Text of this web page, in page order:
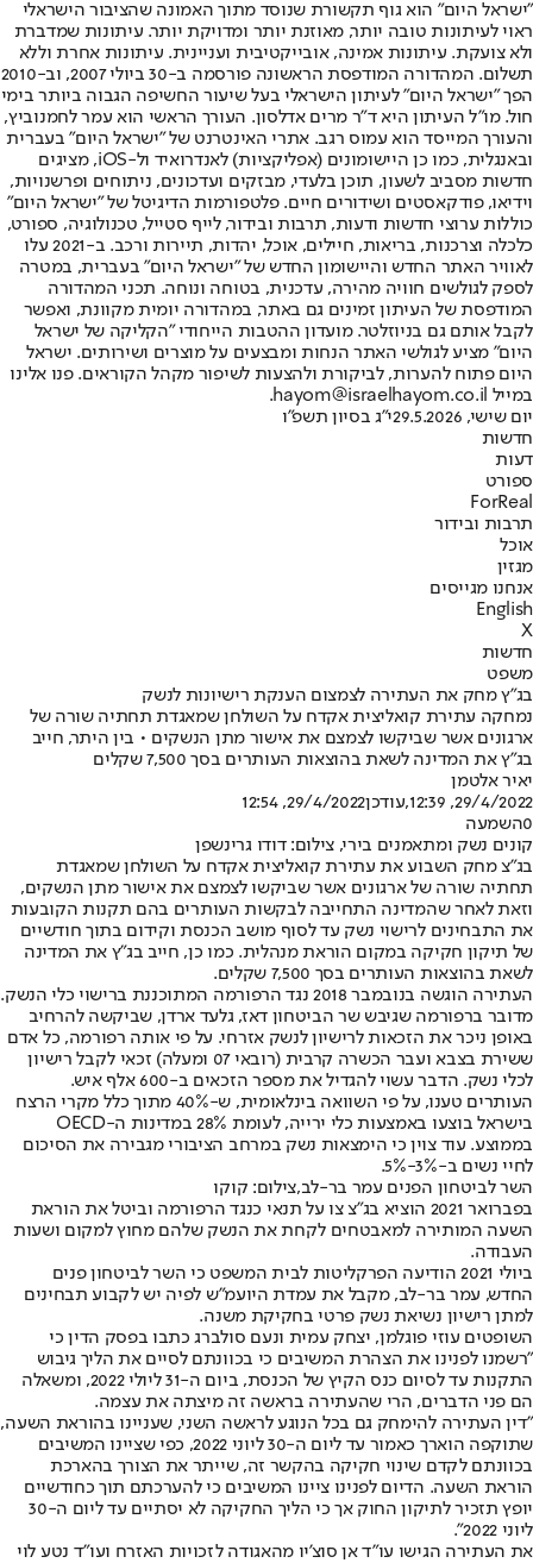
"ישראל היום" הוא גוף תקשורת שנוסד מתוך האמונה שהציבור הישראלי
ראוי לעיתונות טובה יותר, מאוזנת יותר ומדויקת יותר. עיתונות שמדברת
ולא צועקת. עיתונות אמינה, אובייקטיבית ועניינית. עיתונות אחרת וללא
תשלום. המהדורה המודפסת הראשונה פורסמה ב-30 ביולי 2007, וב-2010
הפך "ישראל היום" לעיתון הישראלי בעל שיעור החשיפה הגבוה ביותר בימי
חול. מו"ל העיתון היא ד"ר מרים אדלסון. העורך הראשי הוא עמר לחמנוביץ,
והעורך המייסד הוא עמוס רגב. אתרי האינטרנט של "ישראל היום" בעברית
ובאנגלית, כמו כן היישומונים (אפליקציות) לאנדרואיד ול-iOS, מציגים
חדשות מסביב לשעון, תוכן בלעדי, מבזקים ועדכונים, ניתוחים ופרשנויות,
וידיאו, פודקאסטים ושידורים חיים. פלטפורמות הדיגיטל של "ישראל היום"
כוללות ערוצי חדשות ודעות, תרבות ובידור, לייף סטייל, טכנולוגיה, ספורט,
כלכלה וצרכנות, בריאות, חיילים, אוכל, יהדות, תיירות ורכב. ב-2021 עלו
לאוויר האתר החדש והיישומון החדש של "ישראל היום" בעברית, במטרה
לספק לגולשים חוויה מהירה, עדכנית, בטוחה ונוחה. תכני המהדורה
המודפסת של העיתון זמינים גם באתר, במהדורה יומית מקוונת, ואפשר
לקבל אותם גם בניוזלטר. מועדון ההטבות הייחודי "הקליקה של ישראל
היום" מציע לגולשי האתר הנחות ומבצעים על מוצרים ושירותים. ישראל
היום פתוח להערות, לביקורת ולהצעות לשיפור מקהל הקוראים. פנו אלינו
במייל hayom@israelhayom.co.il.
יום שישי, 29.5.2026
י"ג בסיון תשפ"ו
חדשות
דעות
ספורט
ForReal
תרבות ובידור
אוכל
מגזין
אנחנו מגייסים
English
X
חדשות
משפט
בג"ץ מחק את העתירה לצמצום הענקת רישיונות לנשק
נמחקה עתירת קואליצית אקדח על השולחן שמאגדת תחתיה שורה של
ארגונים אשר שביקשו לצמצם את אישור מתן הנשקים • בין היתר, חייב
בג"ץ את המדינה לשאת בהוצאות העותרים בסך 7,500 שקלים
יאיר אלטמן
29/4/2022, 12:39
,עודכן29/4/2022, 12:54
0השמעה
קונים נשק ומתאמנים בירי, צילום: דודו גרינשפן
בג"צ מחק השבוע את עתירת קואליצית אקדח על השולחן שמאגדת
תחתיה שורה של ארגונים אשר שביקשו לצמצם את אישור מתן הנשקים,
וזאת לאחר שהמדינה התחייבה לבקשות העותרים בהם תקנות הקובעות
את התבחינים לרישוי נשק עד לסוף מושב הכנסת וקידום בתוך חודשיים
של תיקון חקיקה במקום הוראת מנהלית. כמו כן, חייב בג"ץ את המדינה
לשאת בהוצאות העותרים בסך 7,500 שקלים.
העתירה הוגשה בנובמבר 2018 נגד הרפורמה המתוכננת ברישוי כלי הנשק.
מדובר ברפורמה שגיבש שר הביטחון דאז, גלעד ארדן, שביקשה להרחיב
באופן ניכר את הזכאות לרישיון לנשק אזרחי. על פי אותה רפורמה, כל אדם
ששירת בצבא ועבר הכשרה קרבית (רובאי 07 ומעלה) זכאי לקבל רישיון
לכלי נשק. הדבר עשוי להגדיל את מספר הזכאים ב-600 אלף איש.
העותרים טענו, על פי השוואה בינלאומית, ש-40% מתוך כלל מקרי הרצח
בישראל בוצעו באמצעות כלי ירייה, לעומת 28% במדינות ה-OECD
בממוצע. עוד צוין כי הימצאות נשק במרחב הציבורי מגבירה את הסיכום
לחיי נשים ב-3%-5%.
השר לביטחון הפנים עמר בר-לב,צילום: קוקו
בפברואר 2021 הוציא בג"צ צו על תנאי כנגד הרפורמה וביטל את הוראת
השעה המותירה למאבטחים לקחת את הנשק שלהם מחוץ למקום ושעות
העבודה.
ביולי 2021 הודיעה הפרקליטות לבית המשפט כי השר לביטחון פנים
החדש, עמר בר-לב, מקבל את עמדת היועמ"ש לפיה יש לקבוע תבחינים
למתן רישיון נשיאת נשק פרטי בחקיקת משנה.
השופטים עוזי פוגלמן, יצחק עמית ונעם סולברג כתבו בפסק הדין כי
"רשמנו לפנינו את הצהרת המשיבים כי בכוונתם לסיים את הליך גיבוש
התקנות עד לסיום כנס הקיץ של הכנסת, ביום ה-31 ליולי 2022, ומשאלה
הם פני הדברים, הרי שהעתירה בראשה זה מיצתה את עצמה.
"דין העתירה להימחק גם בכל הנוגע לראשה השני, שעניינו בהוראת השעה,
שתוקפה הוארך כאמור עד ליום ה-30 ליוני 2022, כפי שציינו המשיבים
בכוונתם לקדם שינוי חקיקה בהקשר זה, שייתר את הצורך בהארכת
הוראת השעה. הדיום לפנינו ציינו המשיבים כי להערכתם תוך כחודשיים
יופץ תזכיר לתיקון החוק אך כי הליך החקיקה לא יסתיים עד ליום ה-30
ליוני 2022".
את העתירה הגישו עו"ד אן סוצ'יו מהאגודה לזכויות האזרח ועו"ד נטע לוי